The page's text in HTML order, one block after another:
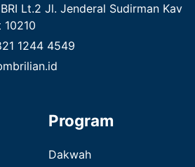
Lt.2 Jl. Jenderal Sudirman Kav
1244 4549
Program
Dakwah